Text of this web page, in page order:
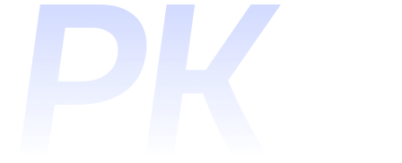
质检和